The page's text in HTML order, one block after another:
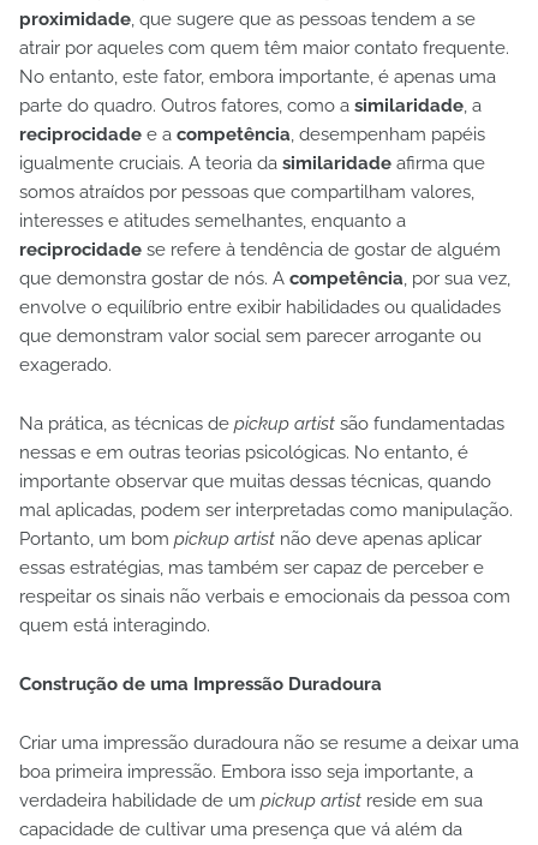
proximidade , que sugere que as pessoas tendem a se
atrair por aqueles com quem têm maior contato frequente.
No entanto, este fator, embora importante, é apenas uma
parte do quadro. Outros fatores, como a similaridade , a
reciprocidade e a competência , desempenham papéis
igualmente cruciais. A teoria da similaridade afirma que
somos atraídos por pessoas que compartilham valores,
interesses e atitudes semelhantes, enquanto a
reciprocidade se refere à tendência de gostar de alguém
que demonstra gostar de nós. A competência , por sua vez,
envolve o equilíbrio entre exibir habilidades ou qualidades
que demonstram valor social sem parecer arrogante ou
exagerado.
Na prática, as técnicas de pickup artist são fundamentadas
nessas e em outras teorias psicológicas. No entanto, é
importante observar que muitas dessas técnicas, quando
mal aplicadas, podem ser interpretadas como manipulação.
Portanto, um bom pickup artist não deve apenas aplicar
essas estratégias, mas também ser capaz de perceber e
respeitar os sinais não verbais e emocionais da pessoa com
quem está interagindo.
Construção de uma Impressão Duradoura
Criar uma impressão duradoura não se resume a deixar uma
boa primeira impressão. Embora isso seja importante, a
verdadeira habilidade de um pickup artist reside em sua
capacidade de cultivar uma presença que vá além da